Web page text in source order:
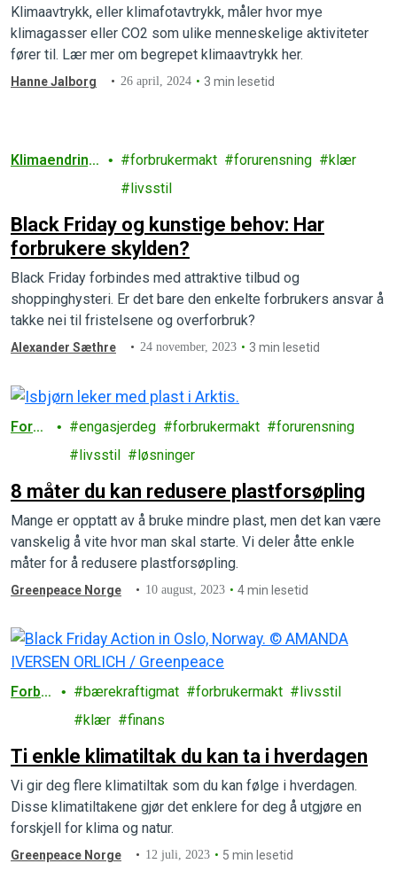
Klimaavtrykk, eller klimafotavtrykk, måler hvor mye
klimagasser eller CO2 som ulike menneskelige aktiviteter
fører til. Lær mer om begrepet klimaavtrykk her.
Hanne Jalborg 26 april, 2024 3 min lesetid
Klimaendring
forbrukermakt forurensning
klær
livsstil
Black Friday og kunstige behov: Har
forbrukere skylden?
Black Friday forbindes med attraktive tilbud og
shoppinghysteri. Er det bare den enkelte forbrukers ansvar å
takke nei til fristelsene og overforbruk?
Alexander Sæthre 24 november, 2023 3 min lesetid
Forbr
engasjerdeg forbrukermakt
forurensning
livsstil
løsninger
8 måter du kan redusere plastforsøpling
Mange er opptatt av å bruke mindre plast, men det kan være
vanskelig å vite hvor man skal starte. Vi deler åtte enkle
måter for å redusere plastforsøpling.
Greenpeace Norge 10 august, 2023 4 min lesetid
Forbr
bærekraftigmat forbrukermakt
livsstil
klær
finans
Ti enkle klimatiltak du kan ta i hverdagen
Vi gir deg flere klimatiltak som du kan følge i hverdagen.
Disse klimatiltakene gjør det enklere for deg å utgjøre en
forskjell for klima og natur.
Greenpeace Norge 12 juli, 2023 5 min lesetid